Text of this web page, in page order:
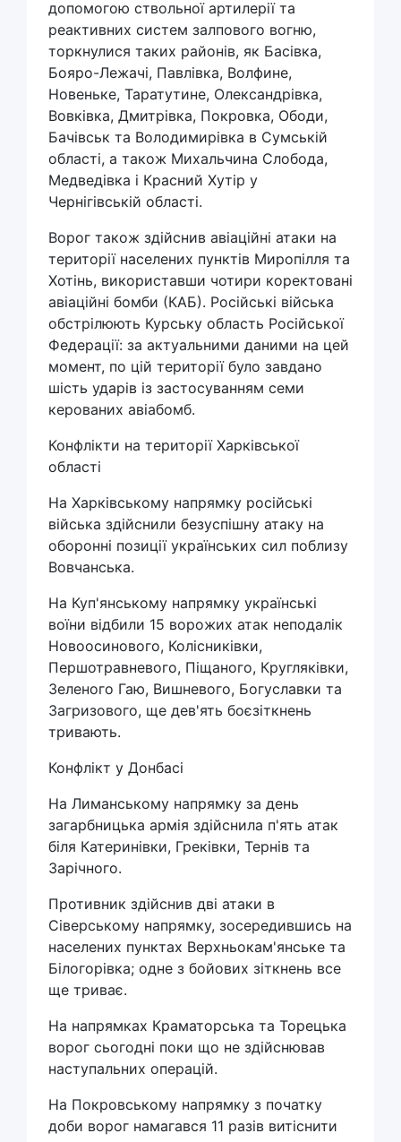
допомогою ствольної артилерії та
реактивних систем залпового вогню,
торкнулися таких районів, як Басівка,
Бояро-Лежачі, Павлівка, Волфине,
Новеньке, Таратутине, Олександрівка,
Вовківка, Дмитрівка, Покровка, Ободи,
Бачівськ та Володимирівка в Сумській
області, а також Михальчина Слобода,
Медведівка і Красний Хутір у
Чернігівській області.
Ворог також здійснив авіаційні атаки на
території населених пунктів Миропілля та
Хотінь, використавши чотири коректовані
авіаційні бомби (КАБ). Російські війська
обстрілюють Курську область Російської
Федерації: за актуальними даними на цей
момент, по цій території було завдано
шість ударів із застосуванням семи
керованих авіабомб.
Конфлікти на території Харківської
області
На Харківському напрямку російські
війська здійснили безуспішну атаку на
оборонні позиції українських сил поблизу
Вовчанська.
На Куп'янському напрямку українські
воїни відбили 15 ворожих атак неподалік
Новоосинового, Колісниківки,
Першотравневого, Піщаного, Кругляківки,
Зеленого Гаю, Вишневого, Богуславки та
Загризового, ще дев'ять боєзіткнень
тривають.
Конфлікт у Донбасі
На Лиманському напрямку за день
загарбницька армія здійснила п'ять атак
біля Катеринівки, Греківки, Тернів та
Зарічного.
Противник здійснив дві атаки в
Сіверському напрямку, зосередившись на
населених пунктах Верхньокам'янське та
Білогорівка; одне з бойових зіткнень все
ще триває.
На напрямках Краматорська та Торецька
ворог сьогодні поки що не здійснював
наступальних операцій.
На Покровському напрямку з початку
доби ворог намагався 11 разів витіснити